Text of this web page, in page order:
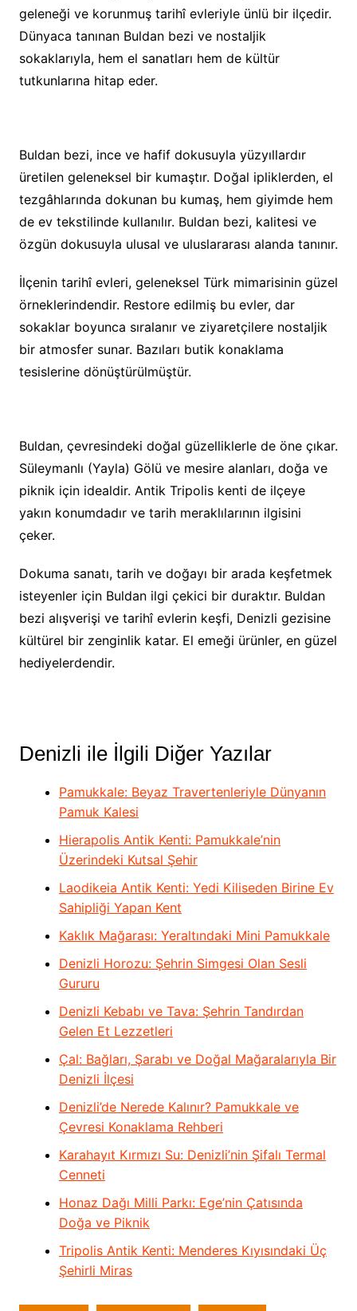
geleneği ve korunmuş tarihî evleriyle ünlü bir ilçedir.
Dünyaca tanınan Buldan bezi ve nostaljik
sokaklarıyla, hem el sanatları hem de kültür
tutkunlarına hitap eder.
Buldan bezi, ince ve hafif dokusuyla yüzyıllardır
üretilen geleneksel bir kumaştır. Doğal ipliklerden, el
tezgâhlarında dokunan bu kumaş, hem giyimde hem
de ev tekstilinde kullanılır. Buldan bezi, kalitesi ve
özgün dokusuyla ulusal ve uluslararası alanda tanınır.
İlçenin tarihî evleri, geleneksel Türk mimarisinin güzel
örneklerindendir. Restore edilmiş bu evler, dar
sokaklar boyunca sıralanır ve ziyaretçilere nostaljik
bir atmosfer sunar. Bazıları butik konaklama
tesislerine dönüştürülmüştür.
Buldan, çevresindeki doğal güzelliklerle de öne çıkar.
Süleymanlı (Yayla) Gölü ve mesire alanları, doğa ve
piknik için idealdir. Antik Tripolis kenti de ilçeye
yakın konumdadır ve tarih meraklılarının ilgisini
çeker.
Dokuma sanatı, tarih ve doğayı bir arada keşfetmek
isteyenler için Buldan ilgi çekici bir duraktır. Buldan
bezi alışverişi ve tarihî evlerin keşfi, Denizli gezisine
kültürel bir zenginlik katar. El emeği ürünler, en güzel
hediyelerdendir.
Denizli ile İlgili Diğer Yazılar
Pamukkale: Beyaz Travertenleriyle Dünyanın
Pamuk Kalesi
Hierapolis Antik Kenti: Pamukkale’nin
Üzerindeki Kutsal Şehir
Laodikeia Antik Kenti: Yedi Kiliseden Birine Ev
Sahipliği Yapan Kent
Kaklık Mağarası: Yeraltındaki Mini Pamukkale
Denizli Horozu: Şehrin Simgesi Olan Sesli
Gururu
Denizli Kebabı ve Tava: Şehrin Tandırdan
Gelen Et Lezzetleri
Çal: Bağları, Şarabı ve Doğal Mağaralarıyla Bir
Denizli İlçesi
Denizli’de Nerede Kalınır? Pamukkale ve
Çevresi Konaklama Rehberi
Karahayıt Kırmızı Su: Denizli’nin Şifalı Termal
Cenneti
Honaz Dağı Milli Parkı: Ege’nin Çatısında
Doğa ve Piknik
Tripolis Antik Kenti: Menderes Kıyısındaki Üç
Şehirli Miras